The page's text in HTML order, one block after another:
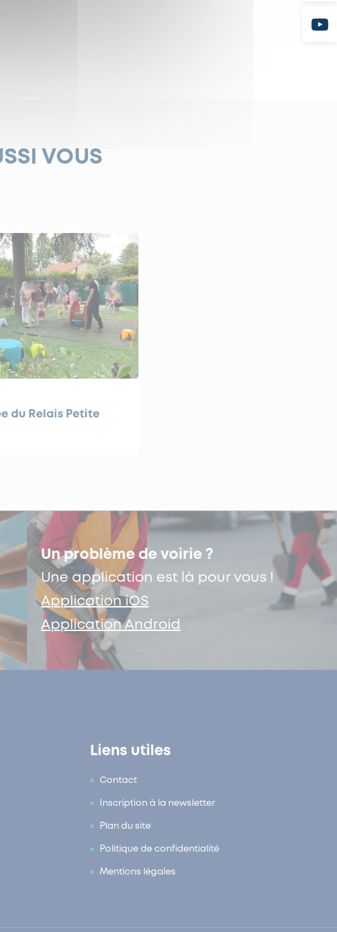
VOUS
du Relais Petite
Un problème de voirie ?
Une application est là pour vous !
Application iOS
Application Android
Liens utiles
Contact
Inscription à la newsletter
Plan du site
Politique de confidentialité
Mentions légales